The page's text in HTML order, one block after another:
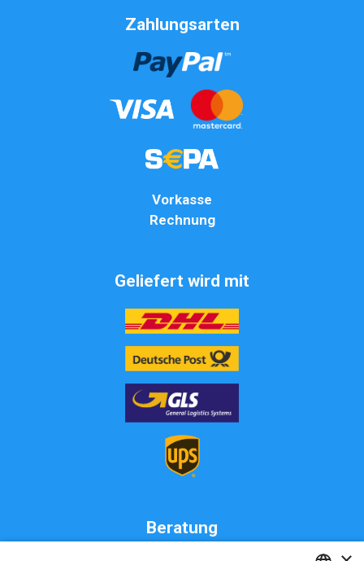
Zahlungsarten
Vorkasse
Rechnung
Geliefert wird mit
Beratung